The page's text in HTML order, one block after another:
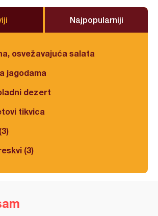
Najpopularniji
osvežavajuća salata
jagodama
dezert
tikvica
(3)